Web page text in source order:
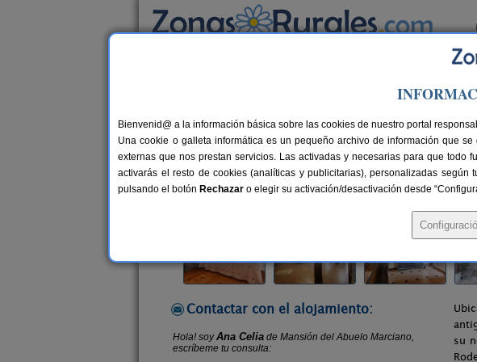
Busca por
Garganta de La Olla>
Mansión del Abuelo Marciano
Casa Rural en Garganta de La Olla (Cáceres)
Alquiler completo y por habitaciones 14-18+5 plazas
Contactar con el alojamiento:
su
Bienvenid@ a la información básica sobre las cookies de nuestro portal
Una cookie o galleta informática es un pequeño archivo de información que
externas que nos prestan servicios. Las activadas y necesarias para que todo
activarás el resto de cookies (analíticas y publicitarias), personalizadas
pulsando el botón Rechazar o elegir su activación/desactivación desde